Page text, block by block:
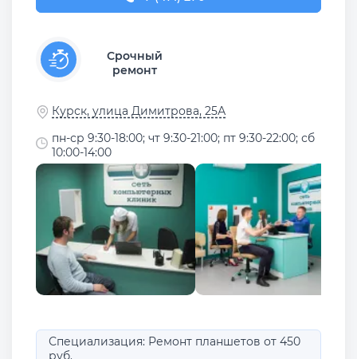
Срочный
ремонт
Курск, улица Димитрова, 25А
пн-ср 9:30-18:00; чт 9:30-21:00; пт 9:30-22:00; сб
10:00-14:00
Специализация: Ремонт планшетов от 450
руб.